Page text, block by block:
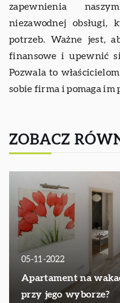
zapewnienia
niezawodnej obsługi,
potrzeb. Ważne jest,
finansowe i upewnić
Pozwala to
sobie firma i pomaga im
ZOBACZ
05-11-2022
Apartament na
przy jego wyborze?